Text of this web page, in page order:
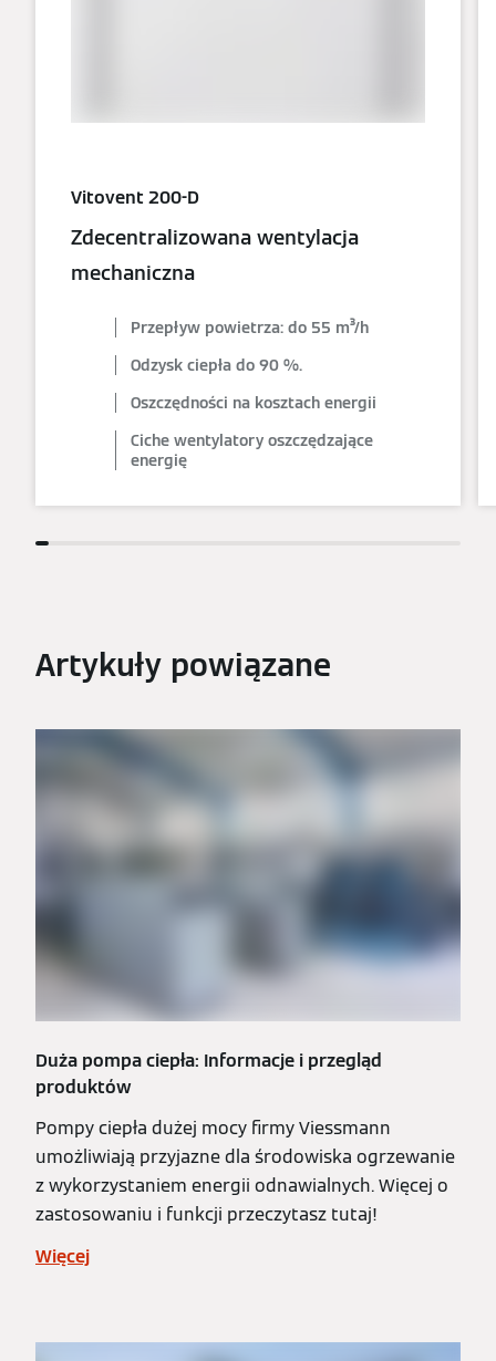
Vitovent 200-D
Zdecentralizowana wentylacja
mechaniczna
Przepływ powietrza: do 55 m³/h
Odzysk ciepła do 90 %.
Oszczędności na kosztach energii
Ciche wentylatory oszczędzające
energię
Artykuły powiązane
Duża pompa ciepła: Informacje i przegląd
produktów
Pompy ciepła dużej mocy firmy Viessmann
umożliwiają przyjazne dla środowiska ogrzewanie
z wykorzystaniem energii odnawialnych. Więcej o
zastosowaniu i funkcji przeczytasz tutaj!
Więcej